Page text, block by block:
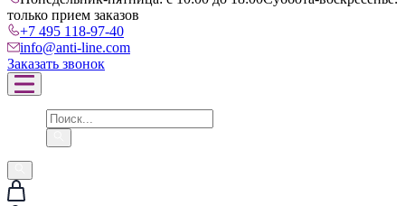
только прием заказов
+7 495 118-97-40
info@anti-line.com
Заказать звонок